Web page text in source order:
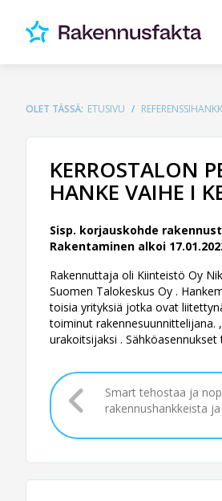
OLET TÄSSÄ: ETUSIVU
KERROSTALON
HANKE VAIHE I
Sisp. korjauskohde
Rakentaminen alkoi
Rakennuttaja oli Kiinteistö Oy
Suomen Talokeskus Oy .
toisia yrityksiä jotka ovat
toiminut rakennesuunnittelijana.
urakoitsijaksi .
Smart tehostaa ja
rakennushankkeista